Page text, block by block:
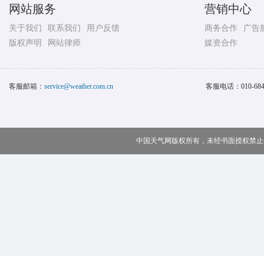
网站服务
关于我们 联系我们
用户反馈
版权声明
网站律师
营销中心
商务合作
广告
媒资合作
客服邮箱： service@weather.com.cn 客服电话： 010-
中国天气网版权所有，未经书面授权